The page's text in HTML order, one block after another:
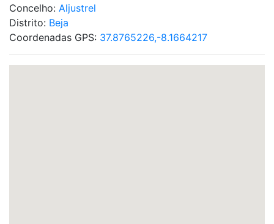
Concelho: Aljustrel
Distrito: Beja
Coordenadas GPS: 37.8765226,-8.1664217